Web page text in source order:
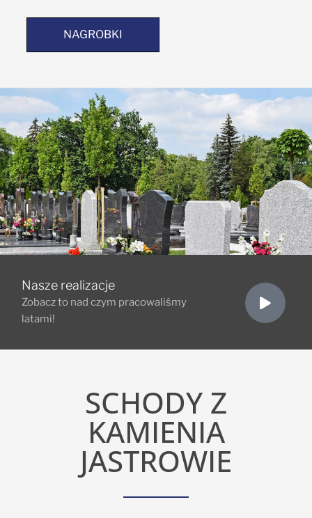
NAGROBKI
NAGROBKI
Nasze realizacje
Zobacz to nad czym pracowaliśmy
latami!
SCHODY Z
KAMIENIA
JASTROWIE